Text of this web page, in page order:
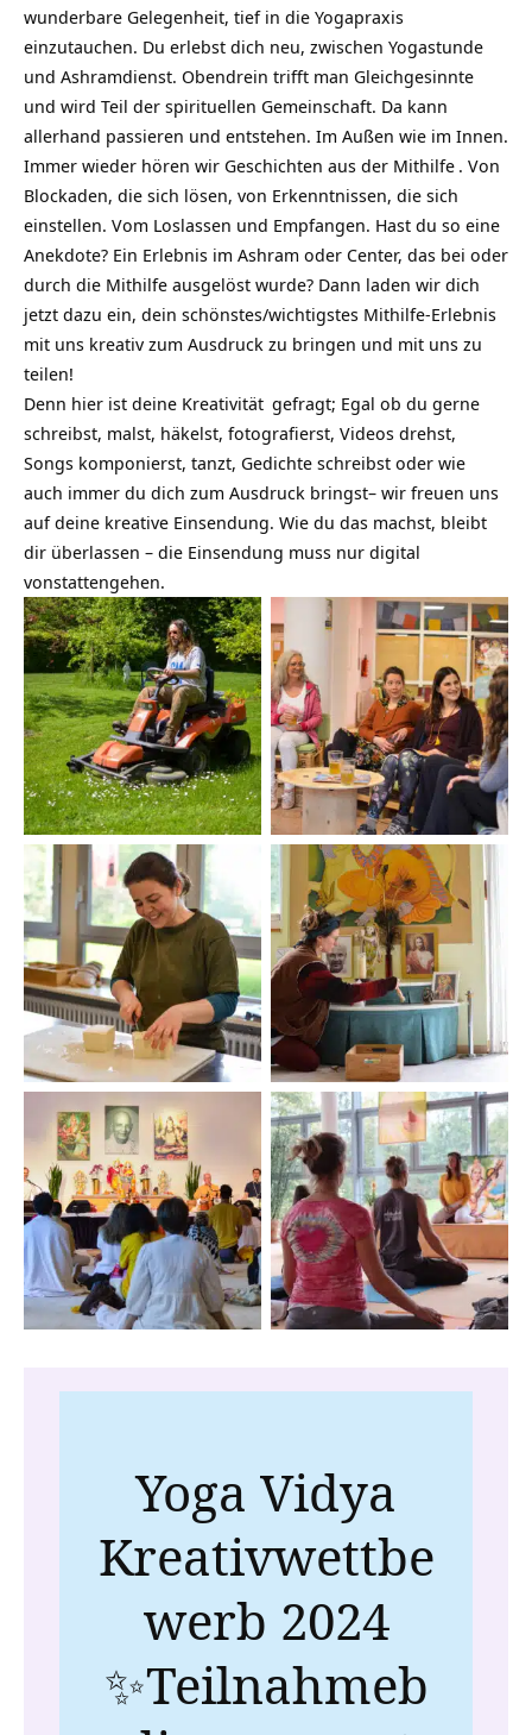
wunderbare Gelegenheit, tief in die Yogapraxis
einzutauchen. Du erlebst dich neu, zwischen Yogastunde
und Ashramdienst. Obendrein trifft man Gleichgesinnte
und wird Teil der spirituellen Gemeinschaft. Da kann
allerhand passieren und entstehen. Im Außen wie im Innen.
Immer wieder hören wir Geschichten aus der Mithilfe . Von
Blockaden, die sich lösen, von Erkenntnissen, die sich
einstellen. Vom Loslassen und Empfangen. Hast du so eine
Anekdote? Ein Erlebnis im Ashram oder Center, das bei oder
durch die Mithilfe ausgelöst wurde? Dann laden wir dich
jetzt dazu ein, dein schönstes/wichtigstes Mithilfe-Erlebnis
mit uns kreativ zum Ausdruck zu bringen und mit uns zu
teilen!
Denn hier ist deine Kreativität gefragt; Egal ob du gerne
schreibst, malst, häkelst, fotografierst, Videos drehst,
Songs komponierst, tanzt, Gedichte schreibst oder wie
auch immer du dich zum Ausdruck bringst– wir freuen uns
auf deine kreative Einsendung. Wie du das machst, bleibt
dir überlassen – die Einsendung muss nur digital
vonstattengehen.
Karma Yoga im
Gartenteam
Gemeinschaft
Karma Yoga in der Küche
Karma Yoga im Rituale
Team
Satsang Yoga
Yoga Vidya
Kreativwettbe
werb 2024
✨Teilnahmeb